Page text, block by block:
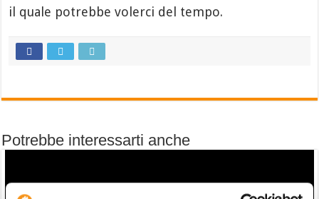
il quale potrebbe volerci del tempo.
Potrebbe interessarti anche